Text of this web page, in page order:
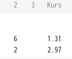
2 3
Kurs
6
2
1.31
2.97